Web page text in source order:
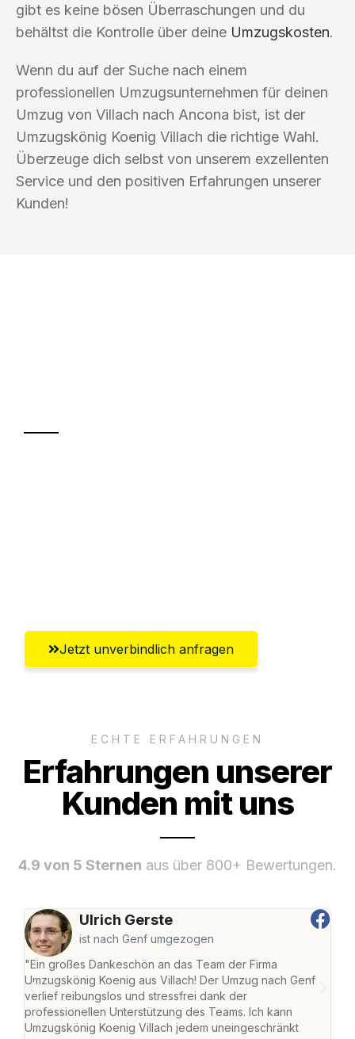
gibt es keine bösen Überraschungen und du
behältst die Kontrolle über deine Umzugskosten.
Wenn du auf der Suche nach einem
professionellen Umzugsunternehmen für deinen
Umzug von Villach nach Ancona bist, ist der
Umzugskönig Koenig Villach die richtige Wahl.
Überzeuge dich selbst von unserem exzellenten
Service und den positiven Erfahrungen unserer
Kunden!
Jetzt unverbindlich anfragen
ECHTE ERFAHRUNGEN
Erfahrungen unserer
Kunden mit uns
4.9 von 5 Sternen aus über 800+ Bewertungen.
Ulrich Gerste
ist nach Genf umgezogen
"Ein großes Dankeschön an das Team der Firma
Umzugskönig Koenig aus Villach! Der Umzug nach Genf
verlief reibungslos und stressfrei dank der
professionellen Unterstützung des Teams. Ich kann
Umzugskönig Koenig Villach jedem uneingeschränkt